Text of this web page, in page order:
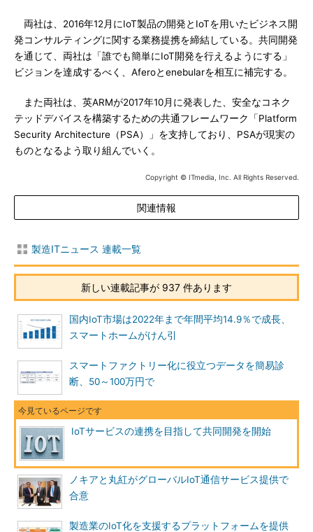
両社は、2016年12月にIoT製品の開発とIoTを用いたビジネス開
発コンサルティングに関する業務提携を締結している。共同開発
を通じて、両社は「誰でも簡単にIoT開発を行えるようにする」
ビジョンを達成するべく、Aferoとenebularを相互に補完する。
また両社は、英ARMが2017年10月に発表した、安全なコネク
テッドデバイスを構築するための共通フレームワーク「Platform
Security Architecture（PSA）」を支持しており、PSAが現実の
ものとなるよう取り組んでいく。
Copyright © ITmedia, Inc. All Rights Reserved.
関連情報
製造ITニュース 連載一覧
新しい連載記事が 937 件あります
国内IoT市場は2022年まで年間平均14.9％で成長、
スマートホームがけん引
スマートファクトリー化に役立つデータを簡易診
断、50～100万円で
IoTサービスの連携を目指して共同開発を開始
ノキアと丸紅がグローバルIoT通信サービス提供で
合意
製造業のIoT化を支援するプラットフォームを提供